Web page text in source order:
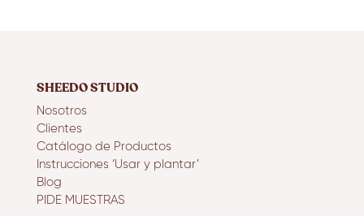
SHEEDO STUDIO
Nosotros
Clientes
Catálogo de Productos
Instrucciones ‘Usar y plantar’
Blog
PIDE MUESTRAS